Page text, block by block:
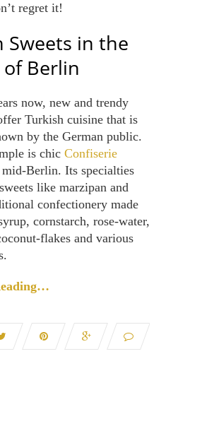
regret it!
Sweets in the
Berlin
now, new and trendy
Turkish cuisine that is
by the German public.
is chic Confiserie
Berlin. Its specialties
like marzipan and
confectionery made
cornstarch, rose-water,
flakes and various